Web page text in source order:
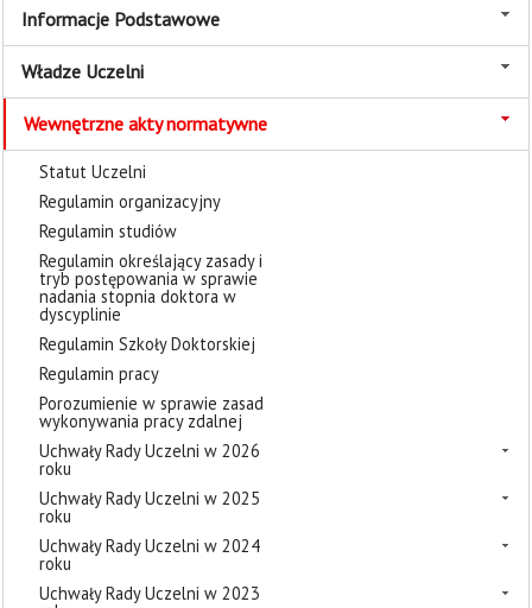
Informacje Podstawowe
Władze Uczelni
Wewnętrzne akty normatywne
Statut Uczelni
Regulamin organizacyjny
Regulamin studiów
Regulamin określający zasady i
tryb postępowania w sprawie
nadania stopnia doktora w
dyscyplinie
Regulamin Szkoły Doktorskiej
Regulamin pracy
Porozumienie w sprawie zasad
wykonywania pracy zdalnej
Uchwały Rady Uczelni w 2026
roku
Uchwały Rady Uczelni w 2025
roku
Uchwały Rady Uczelni w 2024
roku
Uchwały Rady Uczelni w 2023